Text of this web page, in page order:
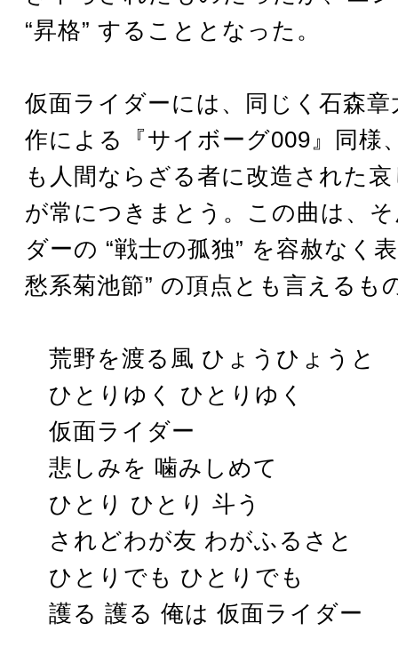
“昇格” することとなった。
仮面ライダーには、同じく石森章
作による『サイボーグ009』同様
も人間ならざる者に改造された
が常につきまとう。この曲は、
ダーの “戦士の孤独” を容赦なく
愁系菊池節” の頂点とも言えるも
荒野を渡る風 ひょうひょうと
ひとりゆく ひとりゆく
仮面ライダー
悲しみを 噛みしめて
ひとり ひとり 斗う
されどわが友 わがふるさと
ひとりでも ひとりでも
護る 護る 俺は 仮面ライダー